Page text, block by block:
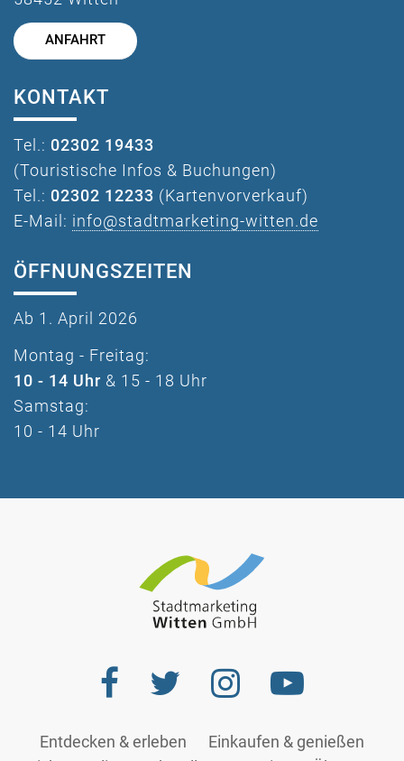
ANFAHRT
KONTAKT
Tel.: 02302 19433
(Touristische Infos & Buchungen)
Tel.: 02302 12233 (Kartenvorverkauf)
E-Mail: info@stadtmarketing-witten.de
ÖFFNUNGSZEITEN
Ab 1. April 2026
Montag - Freitag:
10 - 14 Uhr & 15 - 18 Uhr
Samstag:
10 - 14 Uhr
Entdecken & erleben
Einkaufen & genießen